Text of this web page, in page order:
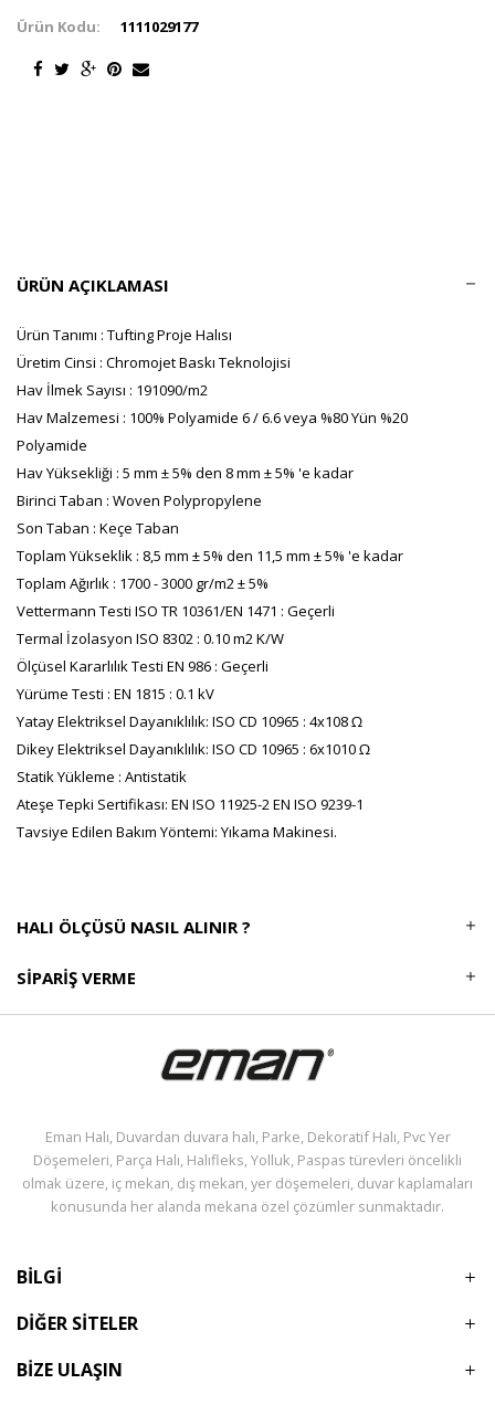
Ürün Kodu: 1111029177
ÜRÜN AÇIKLAMASI
Ürün Tanımı : Tufting Proje Halısı
Üretim Cinsi : Chromojet Baskı Teknolojisi
Hav İlmek Sayısı : 191090/m2
Hav Malzemesi : 100% Polyamide 6 / 6.6 veya %80 Yün %20
Polyamide
Hav Yüksekliği : 5 mm ± 5% den 8 mm ± 5% 'e kadar
Birinci Taban : Woven Polypropylene
Son Taban : Keçe Taban
Toplam Yükseklik : 8,5 mm ± 5% den 11,5 mm ± 5% 'e kadar
Toplam Ağırlık : 1700 - 3000 gr/m2 ± 5%
Vettermann Testi ISO TR 10361/EN 1471 : Geçerli
Termal İzolasyon ISO 8302 : 0.10 m2 K/W
Ölçüsel Kararlılık Testi EN 986 : Geçerli
Yürüme Testi : EN 1815 : 0.1 kV
Yatay Elektriksel Dayanıklılık: ISO CD 10965 : 4x108 Ω
Dikey Elektriksel Dayanıklılık: ISO CD 10965 : 6x1010 Ω
Statik Yükleme : Antistatik
Ateşe Tepki Sertifikası: EN ISO 11925-2 EN ISO 9239-1
Tavsiye Edilen Bakım Yöntemi: Yıkama Makinesi.
HALI ÖLÇÜSÜ NASIL ALINIR ?
SIPARIŞ VERME
Eman Halı, Duvardan duvara halı, Parke, Dekoratif Halı, Pvc Yer
Döşemeleri, Parça Halı, Halıfleks, Yolluk, Paspas türevleri öncelikli
olmak üzere, iç mekan, dış mekan, yer döşemeleri, duvar kaplamaları
konusunda her alanda mekana özel çözümler sunmaktadır.
BİLGİ
DİĞER SİTELER
BİZE ULAŞIN